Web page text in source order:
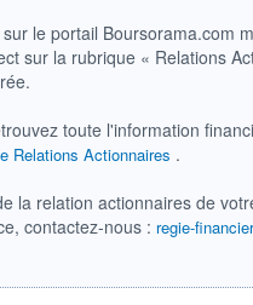
le portail Boursorama.com
sur la rubrique « Relations
toute l'information
Relations Actionnaires .
la relation actionnaires de
contactez-nous : regie-